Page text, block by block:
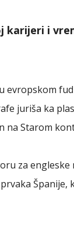
karijeri i
evropskom
juriša ka
na Starom
za engleske
Španije,